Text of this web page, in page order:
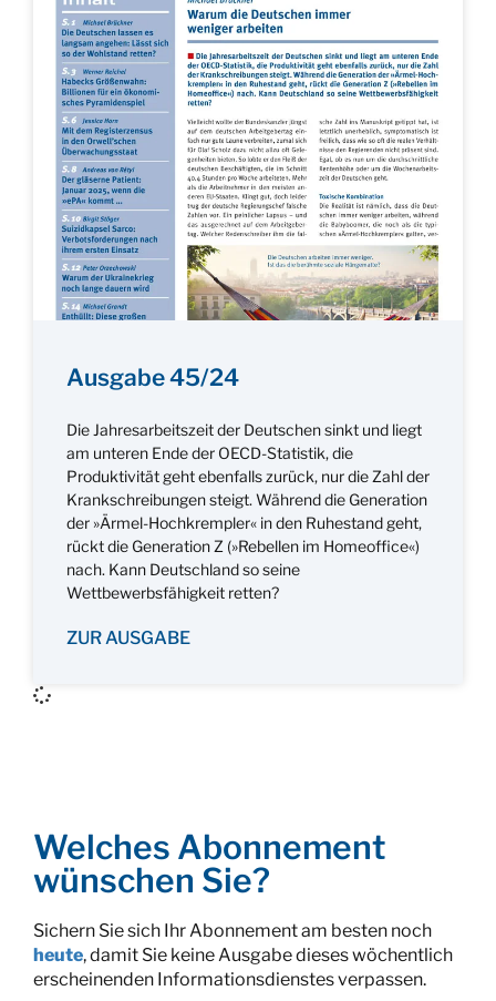
Ausgabe 45/24
Die Jahresarbeitszeit der Deutschen sinkt und liegt
am unteren Ende der OECD-Statistik, die
Produktivität geht ebenfalls zurück, nur die Zahl der
Krankschreibungen steigt. Während die Generation
der »Ärmel-Hochkrempler« in den Ruhestand geht,
rückt die Generation Z (»Rebellen im Homeoffice«)
nach. Kann Deutschland so seine
Wettbewerbsfähigkeit retten?
ZUR AUSGABE
Welches Abonnement
wünschen Sie?
Sichern Sie sich Ihr Abonnement am besten noch
heute, damit Sie keine Ausgabe dieses wöchentlich
erscheinenden Informationsdienstes verpassen.